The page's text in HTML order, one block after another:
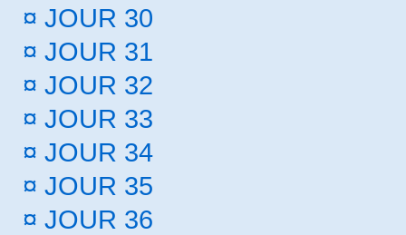
¤ JOUR 30
¤ JOUR 31
¤ JOUR 32
¤ JOUR 33
¤ JOUR 34
¤ JOUR 35
¤ JOUR 36